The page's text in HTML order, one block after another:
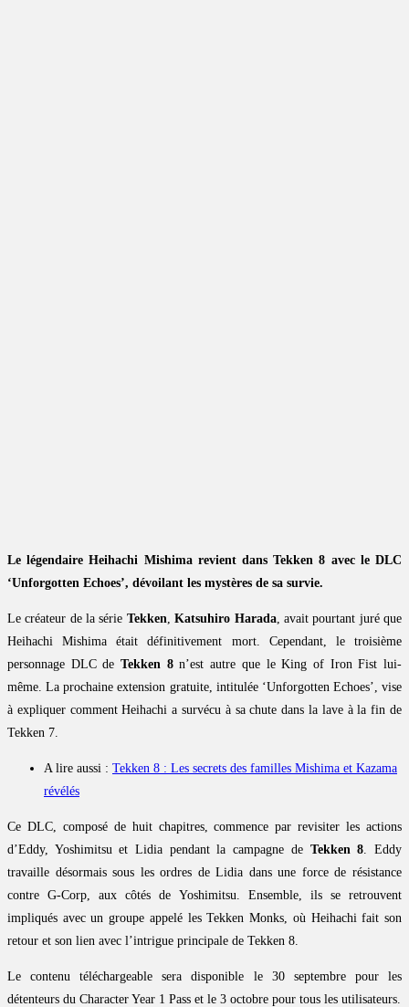
Le légendaire Heihachi Mishima revient dans Tekken 8 avec le DLC
‘Unforgotten Echoes’, dévoilant les mystères de sa survie.
Le créateur de la série Tekken,Katsuhiro Harada, avait pourtant juré que
Heihachi Mishima était définitivement mort. Cependant, le troisième
personnage DLC deTekken 8n’est autre que le King of Iron Fist lui-
même. La prochaine extension gratuite, intitulée ‘Unforgotten Echoes’, vise
à expliquer comment Heihachi a survécu à sa chute dans la lave à la fin de
Tekken 7.
A lire aussi : Tekken 8 : Les secrets des familles Mishima et Kazama
révélés
Ce DLC, composé de huit chapitres, commence par revisiter les actions
d’Eddy, Yoshimitsu et Lidia pendant la campagne de Tekken 8. Eddy
travaille désormais sous les ordres de Lidia dans une force de résistance
contre G-Corp, aux côtés de Yoshimitsu. Ensemble, ils se retrouvent
impliqués avec un groupe appelé les Tekken Monks, où Heihachi fait son
retour et son lien avec l’intrigue principale de Tekken 8.
Le contenu téléchargeable sera disponible le 30 septembre pour les
détenteurs du Character Year 1 Pass et le 3 octobre pour tous les utilisateurs.